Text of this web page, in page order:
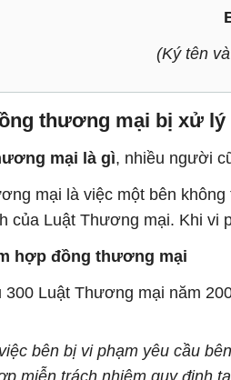
(Ký
thương mại bị xử lý
mại là gì, nhiều người
mại là việc một bên
của Luật Thương mại. Khi
hợp đồng thương mại
Luật Thương mại năm
bên bị vi phạm yêu cầu
miễn trách nhiệm quy định